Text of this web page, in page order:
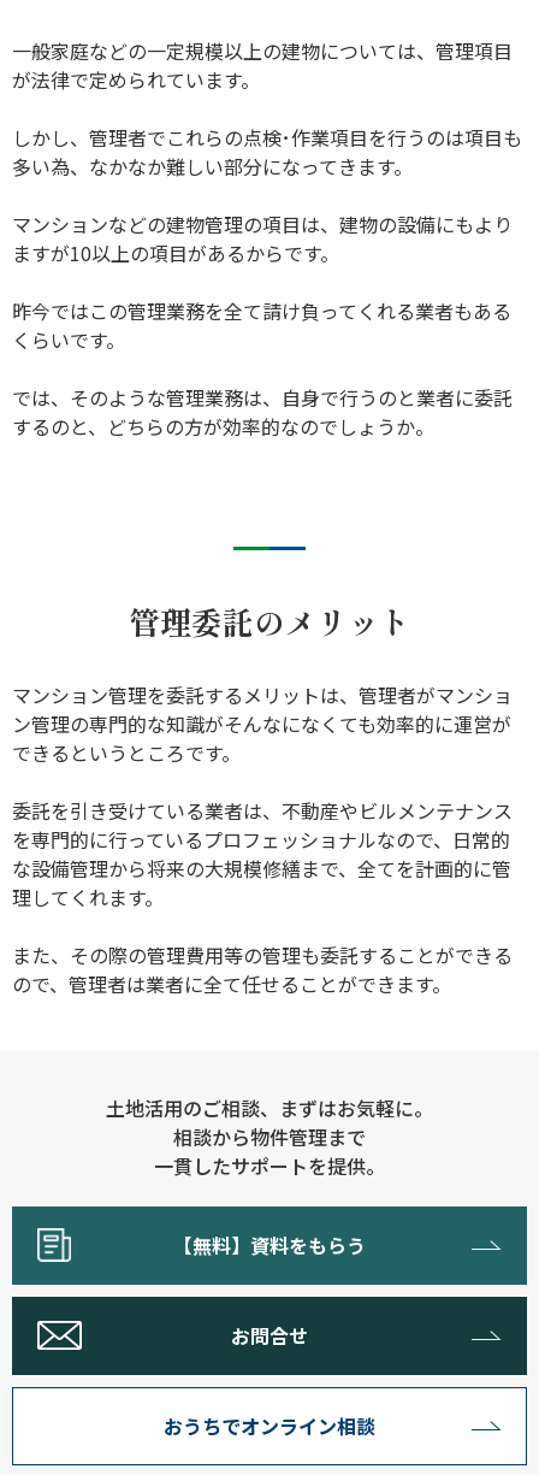
一般家庭などの一定規模以上の建物については、管理項目
が法律で定められています。
しかし、管理者でこれらの点検･作業項目を行うのは項目も
多い為、なかなか難しい部分になってきます。
マンションなどの建物管理の項目は、建物の設備にもより
ますが10以上の項目があるからです。
昨今ではこの管理業務を全て請け負ってくれる業者もある
くらいです。
では、そのような管理業務は、自身で行うのと業者に委託
するのと、どちらの方が効率的なのでしょうか。
管理委託のメリット
マンション管理を委託するメリットは、管理者がマンショ
ン管理の専門的な知識がそんなになくても効率的に運営が
できるというところです。
委託を引き受けている業者は、不動産やビルメンテナンス
を専門的に行っているプロフェッショナルなので、日常的
な設備管理から将来の大規模修繕まで、全てを計画的に管
理してくれます。
また、その際の管理費用等の管理も委託することができる
ので、管理者は業者に全て任せることができます。
土地活用のご相談、まずはお気軽に。
相談から物件管理まで
一貫したサポートを提供。
【無料】資料をもらう
お問合せ
おうちでオンライン相談